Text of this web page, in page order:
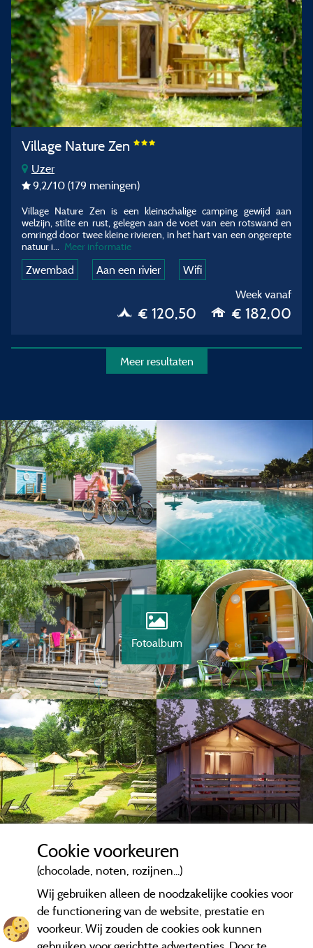
Village Nature Zen
Uzer
9,2/10 (179 meningen)
Village Nature Zen is een kleinschalige camping gewijd aan
welzijn, stilte en rust, gelegen aan de voet van een rotswand en
omringd door twee kleine rivieren, in het hart van een ongerepte
natuur i
Meer informatie
Zwembad Aan een rivier
Wifi
Week vanaf
€ 120,50 € 182,00
Meer resultaten
Fotoalbum
Cookie voorkeuren
(chocolade, noten, rozijnen...)
Wij gebruiken alleen de noodzakelijke cookies voor
de functionering van de website, prestatie en
voorkeur. Wij zouden de cookies ook kunnen